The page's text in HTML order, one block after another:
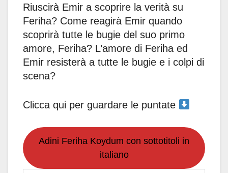
Riuscirà Emir a scoprire la verità su
Feriha? Come reagirà Emir quando
scoprirà tutte le bugie del suo primo
amore, Feriha? L’amore di Feriha ed
Emir resisterà a tutte le bugie e i colpi di
scena?
Clicca qui per guardare le puntate
Adini Feriha Koydum con sottotitoli in
italiano